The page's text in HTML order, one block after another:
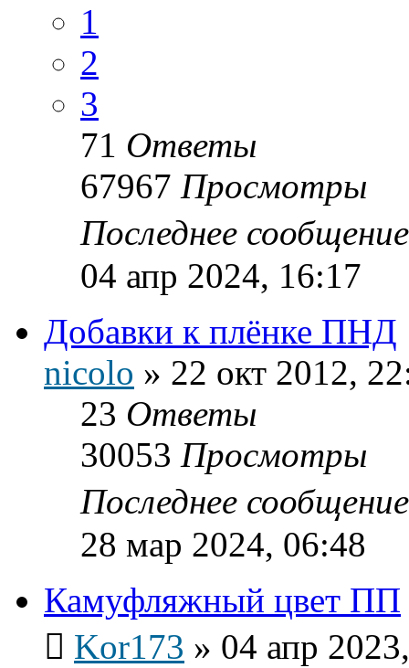
1
2
3
71 Ответы
67967 Просмотры
Последнее
04 апр 2024, 16:17
Добавки к плёнке ПНД
nicolo » 22 окт 2012,
23 Ответы
30053 Просмотры
Последнее
28 мар 2024, 06:48
Камуфляжный цвет ПП
Kor173 » 04 апр